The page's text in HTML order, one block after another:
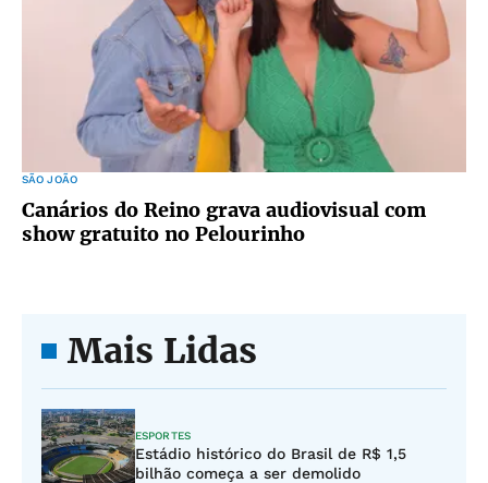
SÃO JOÃO
Canários do Reino grava audiovisual com
show gratuito no Pelourinho
Mais Lidas
ESPORTES
Estádio histórico do Brasil de R$ 1,5
bilhão começa a ser demolido